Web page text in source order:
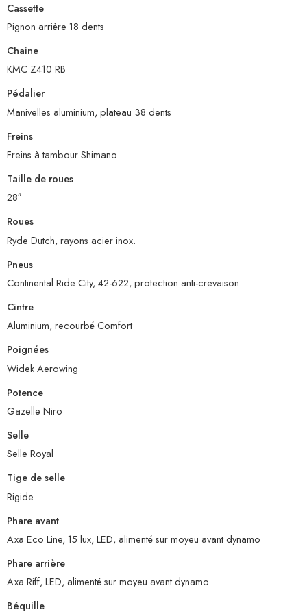
Cassette
Pignon arrière 18 dents
Chaine
KMC Z410 RB
Pédalier
Manivelles aluminium, plateau 38 dents
Freins
Freins à tambour Shimano
Taille de roues
28″
Roues
Ryde Dutch, rayons acier inox.
Pneus
Continental Ride City, 42-622, protection anti-crevaison
Cintre
Aluminium, recourbé Comfort
Poignées
Widek Aerowing
Potence
Gazelle Niro
Selle
Selle Royal
Tige de selle
Rigide
Phare avant
Axa Eco Line, 15 lux, LED, alimenté sur moyeu avant dynamo
Phare arrière
Axa Riff, LED, alimenté sur moyeu avant dynamo
Béquille